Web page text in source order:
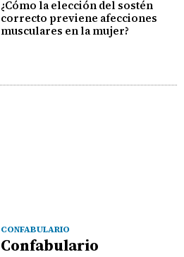
¿Cómo la elección del sostén
correcto previene afecciones
musculares en la mujer?
CONFABULARIO
Confabulario